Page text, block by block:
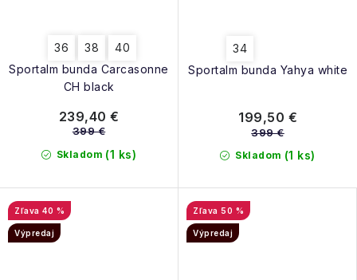
Sportalm bunda Carcasonne
CH black
36 38 40
Skladom (1 ks)
239,40 €
399 €
Sportalm bunda Yahya white
34
Skladom (1 ks)
199,50 €
399 €
40 %
Výpredaj
50 %
Výpredaj